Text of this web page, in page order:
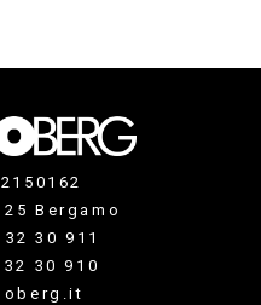
Bergamo
30 911
30 910